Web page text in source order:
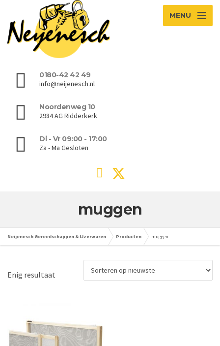
MENU
0180-42 42 49
info@neijenesch.nl
Noordenweg 10
2984 AG Ridderkerk
Di - Vr 09:00 - 17:00
Za - Ma Gesloten
muggen
Neijenesch Gereedschappen & IJzerwaren Producten muggen
Enig resultaat